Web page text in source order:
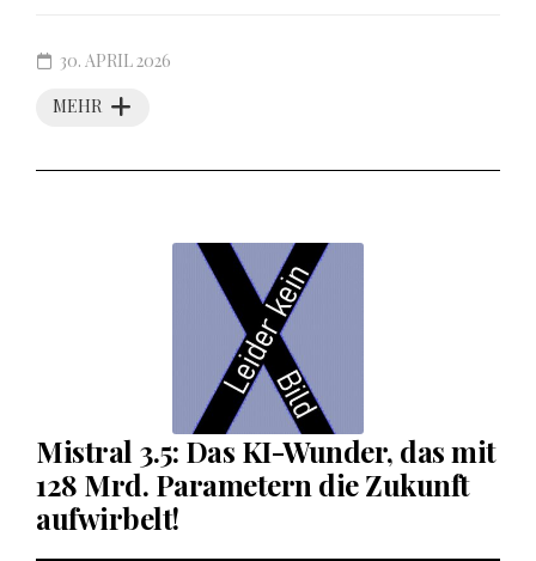
MEHR
30. APRIL 2026
Mistral 3.5: Das KI-Wunder, das mit
128 Mrd. Parametern die Zukunft
aufwirbelt!